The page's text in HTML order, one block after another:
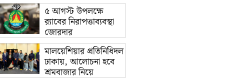
৫ আগস্ট উপলক্ষে
র‌্যাবের নিরাপত্তাব্যবস্থা
জোরদার
মালয়েশিয়ার প্রতিনিধিদল
ঢাকায়, আলোচনা হবে
শ্রমবাজার নিয়ে